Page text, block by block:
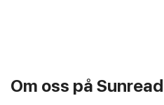
Om oss på Sunread